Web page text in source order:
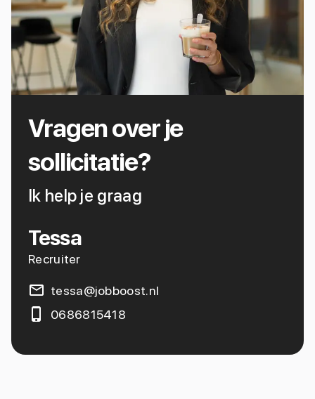
Vragen over je
sollicitatie?
Ik help je graag
Tessa
Recruiter
tessa@jobboost.nl
0686815418